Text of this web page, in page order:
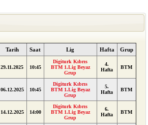
Tarih Saat Lig Hafta Grup
29.11.2025 10:45
Digiturk Kıbrıs
BTM 1.Lig Beyaz
Grup
4.
Hafta
BTM
06.12.2025 10:45
Digiturk Kıbrıs
BTM 1.Lig Beyaz
Grup
5.
Hafta
BTM
14.12.2025 14:00
Digiturk Kıbrıs
BTM 1.Lig Beyaz
Grup
6.
Hafta
BTM